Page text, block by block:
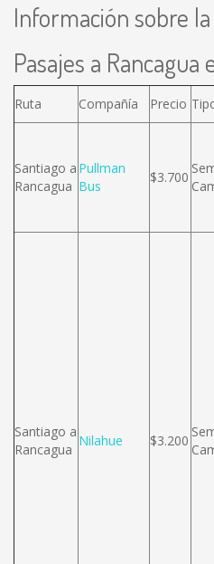
Información sobre
Pasajes a
Ruta Compañía Precio
Santiago a
Rancagua
Pullman
Bus
$3.700
Santiago a
Rancagua
Nilahue $3.200